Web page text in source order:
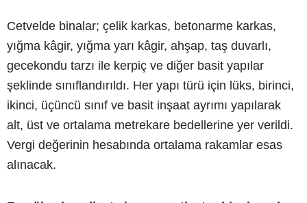
Cetvelde binalar; çelik karkas, betonarme karkas,
yığma kâgir, yığma yarı kâgir, ahşap, taş duvarlı,
gecekondu tarzı ile kerpiç ve diğer basit yapılar
şeklinde sınıflandırıldı. Her yapı türü için lüks, birinci,
ikinci, üçüncü sınıf ve basit inşaat ayrımı yapılarak
alt, üst ve ortalama metrekare bedellerine yer verildi.
Vergi değerinin hesabında ortalama rakamlar esas
alınacak.